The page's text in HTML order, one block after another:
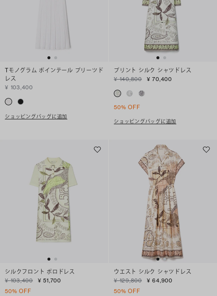
Tモノグラム ポインテール プリーツド
レス
¥ 103,400
ショッピングバッグに追加
プリント シルク シャツドレス
¥ 140,800
¥ 70,400
50% OFF
ショッピングバッグに追加
シルクフロント ポロドレス
¥ 103,400
¥ 51,700
50% OFF
ウエスト シルク シャツドレス
¥ 129,800
¥ 64,900
50% OFF